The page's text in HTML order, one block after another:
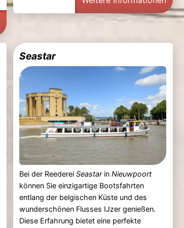
Seastar
Bei der ReedereiSeastarinNieuwpoort
können Sie einzigartige Bootsfahrten
entlang der belgischen Küste und des
wunderschönen Flusses IJzer genießen.
Diese Erfahrung bietet eine perfekte